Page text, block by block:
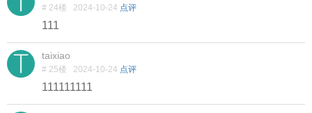
# 24楼 2024-10-24 点评
111
taixiao
# 25楼 2024-10-24 点评
111111111